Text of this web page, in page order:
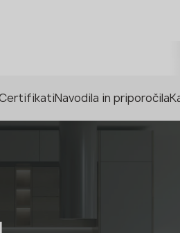
Navodila in priporočila
PRIJAVO